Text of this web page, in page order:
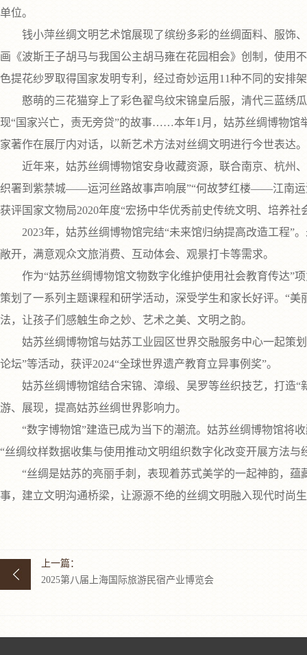
单位。
钱小萍丝绸文明艺术馆展现了缤纷多彩的丝绸面料、服饰、
画《波斯王子胡马与我国公主胡马雍在花园相会》创制，使用
色提花纱罗取得国家发明专利，经过奇妙运用11种不同的安排
憨萌的三花猫穿上了彩色翟鸟纹宋锦皇后服，清代三蓝绣瓜
现“国家兴亡，责无旁贷”的故事……本年1月，姑苏丝绸博物
家著作在展厅内对话，以新艺术方法对丝绸文明进行今世表达。
近年来，姑苏丝绸博物馆安身收藏资源，联合南京、杭州
织署到紫禁城——运河丝路故事声响展”“何故梦红楼——江南
获评国家文物局2020年度“宏扬中华优秀前史传统文明、培养
2023年，姑苏丝绸博物馆完结“未来馆归纳提高改造工程”。
敞开，满意观众文旅消费、互动体会、观景打卡等需求。
作为“姑苏丝绸博物馆文物数字化维护使用社会教育传达”项
策划了一系列主题课程和研学活动，深受学生和家长好评。“
法，让孩子们感触生命之妙、艺术之美、文明之韵。
姑苏丝绸博物馆与姑苏工业园区世界交融服务中心一起策划
论坛”等活动，获评2024“全球世界遗产教育立异事例奖”。
姑苏丝绸博物馆结合宋锦、漳缎、吴罗等丝织技艺，打造“
游、展现，提高姑苏丝绸世界影响力。
“数字博物馆”建造已成为当下的潮流。姑苏丝绸博物馆将收
“丝绸纹样数据收集与使用推动文明组织数字化改变开展方法
“丝绸是姑苏的亮丽手刺，表现着苏式美学的一起神韵，蕴
事，建立文明沟通桥梁，让源源不绝的丝绸文明融入现代时尚
上一篇：
2025第八届上海国际旅游民宿产业博览会